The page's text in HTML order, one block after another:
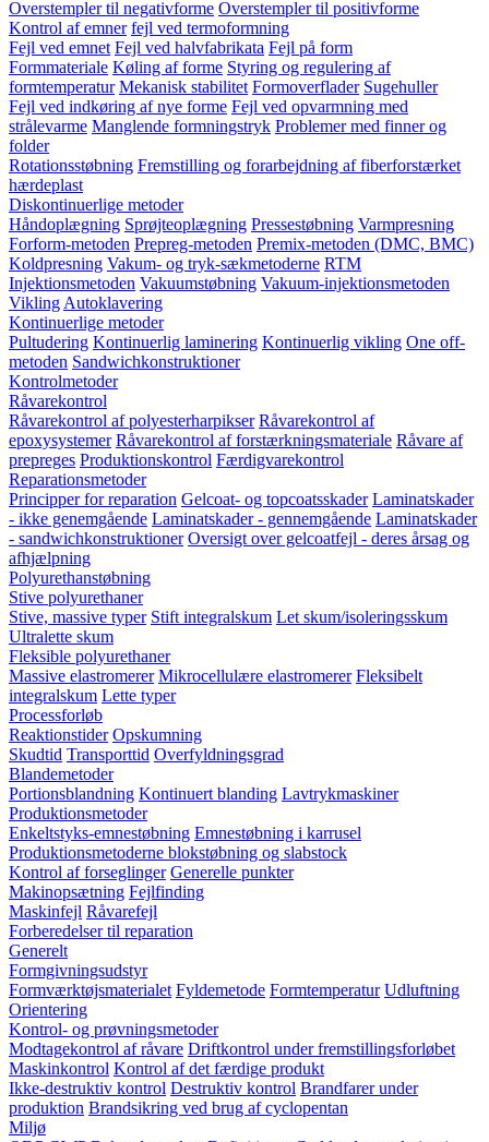
Overstempler til negativforme Overstempler til positivforme
Kontrol af emner fejl ved termoformning
Fejl ved emnet Fejl ved halvfabrikata Fejl på form
Formmateriale Køling af forme Styring og regulering af
formtemperatur Mekanisk stabilitet Formoverflader Sugehuller
Fejl ved indkøring af nye forme Fejl ved opvarmning med
strålevarme Manglende formningstryk Problemer med finner og
folder
Rotationsstøbning Fremstilling og forarbejdning af fiberforstærket
hærdeplast
Diskontinuerlige metoder
Håndoplægning Sprøjteoplægning Pressestøbning Varmpresning
Forform-metoden Prepreg-metoden Premix-metoden (DMC, BMC)
Koldpresning Vakum- og tryk-sækmetoderne RTM
Injektionsmetoden Vakuumstøbning Vakuum-injektionsmetoden
Vikling Autoklavering
Kontinuerlige metoder
Pultudering Kontinuerlig laminering Kontinuerlig vikling One off-
metoden Sandwichkonstruktioner
Kontrolmetoder
Råvarekontrol
Råvarekontrol af polyesterharpikser Råvarekontrol af
epoxysystemer Råvarekontrol af forstærkningsmateriale Råvare af
prepreges Produktionskontrol Færdigvarekontrol
Reparationsmetoder
Principper for reparation Gelcoat- og topcoatsskader Laminatskader
- ikke genemgående Laminatskader - gennemgående Laminatskader
- sandwichkonstruktioner Oversigt over gelcoatfejl - deres årsag og
afhjælpning
Polyurethanstøbning
Stive polyurethaner
Stive, massive typer Stift integralskum Let skum/isoleringsskum
Ultralette skum
Fleksible polyurethaner
Massive elastromerer Mikrocellulære elastromerer Fleksibelt
integralskum Lette typer
Processforløb
Reaktionstider Opskumning
Skudtid Transporttid Overfyldningsgrad
Blandemetoder
Portionsblandning Kontinuert blanding Lavtrykmaskiner
Produktionsmetoder
Enkeltstyks-emnestøbning Emnestøbning i karrusel
Produktionsmetoderne blokstøbning og slabstock
Kontrol af forseglinger Generelle punkter
Makinopsætning Fejlfinding
Maskinfejl Råvarefejl
Forberedelser til reparation
Generelt
Formgivningsudstyr
Formværktøjsmaterialet Fyldemetode Formtemperatur Udluftning
Orientering
Kontrol- og prøvningsmetoder
Modtagekontrol af råvare Driftkontrol under fremstillingsforløbet
Maskinkontrol Kontrol af det færdige produkt
Ikke-destruktiv kontrol Destruktiv kontrol Brandfarer under
produktion Brandsikring ved brug af cyclopentan
Miljø